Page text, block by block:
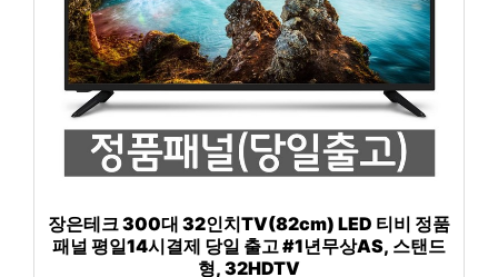
장은테크 300대 32인치TV(82cm) LED 티비 정품
패널 평일14시결제 당일 출고 #1년무상AS, 스탠드
형, 32HDTV